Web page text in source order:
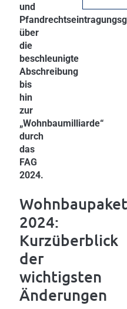
und
über
die
beschleunigte
Abschreibung
bis
hin
zur
„Wohnbaumilliarde“
durch
das
FAG
2024.
Wohnbaupaket
2024:
Kurzüberblick
der
wichtigsten
Änderungen